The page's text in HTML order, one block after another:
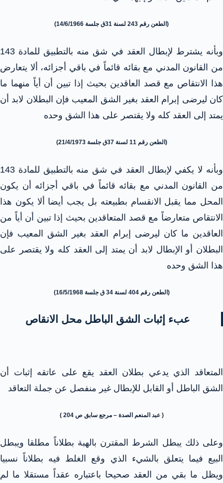
(الطعن رقم 243 لسنة 31ق جلسة 14/6/1966)
وبأنه يشترط لإبطال العقد في شق منه بالتطبيق للمادة 143
من القانون المدني مع بقائه قائماً في باقي أجزائه، ألا يتعارض
هذا الانتقاص مع قصد العاقدين بحيث إذا تبين أن أياً منهما ما
كان ليرضى إبرام العقد بغير الشق المعيب فإن البطلان لابد أن
يمتد إلى العقد كله ولا يقتصر على هذا الشق وحده
(الطعن رقم 11 لسنة 37ق جلسة 21/4/1973)
وبأنه لا يكفي لإبطال العقد في شق منه بالتطبيق للمادة 143
من القانون المدني مع بقائه قائماً في باقي أجزائه أن يكون
المحل مما يقبل الانقسام بطبيعته بل يجب أيضا ألا يكون هذا
الانتقاص متعارضاً مع قصد المتعاقدين بحيث إذا تبين أن أياً من
العاقدين ما كان ليرضى إبرام العقد بغير الشق المعيب فإن
البطلان أو الإبطال لابد أن يمتد إلى العقد كله ولا يقتصر على
هذا الشق وحده
(الطعن رقم 404 لسنة 34 ق جلسة 16/5/1968)
عبء إثبات الشق الباطل محل الانقاص
المتعاقد الذي يدعي بطلان العقد يقع على عاتقه إثبات أن
الشق الباطل أو القابل للإبطال غير منفصل عن جملة التعاقد
( عبد المنعم الصدة – مرجع سابق ص 204 )
وعلى ذلك يبطل الشرط المقترن بالهبة بطلاناً مطلقا ويبطل
البيع فيما يتعلق بالشيء الذي وقع الغلط فيه بطلاناً نسبيا
ويظل ما بقي من العقد صحيحا باعتباره عقداً مستقلا ما لم